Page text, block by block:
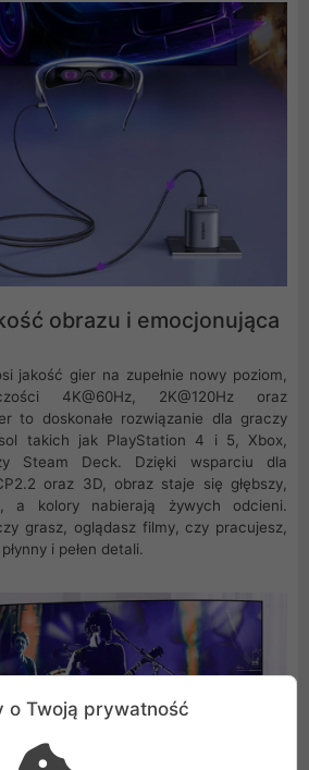
obrazu i emocjonująca
jakość gier na zupełnie nowy poziom,
4K@60Hz, 2K@120Hz oraz
to doskonałe rozwiązanie dla graczy
takich jak PlayStation 4 i 5, Xbox,
Steam Deck. Dzięki wsparciu dla
oraz 3D, obraz staje się głębszy,
a kolory nabierają żywych odcieni.
grasz, oglądasz filmy, czy pracujesz,
i pełen detali.
o Twoją prywatność